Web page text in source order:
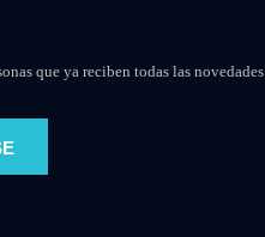
que ya reciben todas las novedades